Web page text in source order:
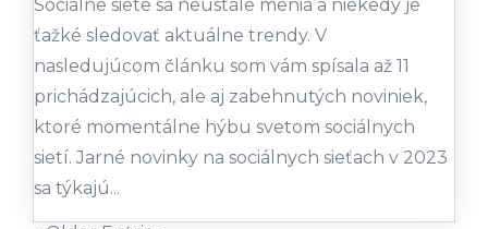
Sociálne siete sa neustále menia a niekedy je
ťažké sledovať aktuálne trendy. V
nasledujúcom článku som vám spísala až 11
prichádzajúcich, ale aj zabehnutých noviniek,
ktoré momentálne hýbu svetom sociálnych
sietí. Jarné novinky na sociálnych sieťach v 2023
sa týkajú...